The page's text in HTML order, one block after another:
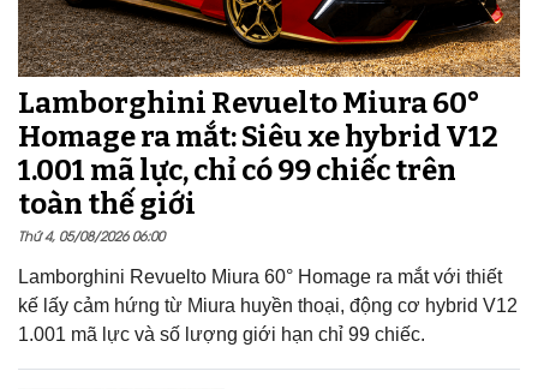
Lamborghini Revuelto Miura 60°
Homage ra mắt: Siêu xe hybrid V12
1.001 mã lực, chỉ có 99 chiếc trên
toàn thế giới
Thứ 4, 05/08/2026 06:00
Lamborghini Revuelto Miura 60° Homage ra mắt với thiết
kế lấy cảm hứng từ Miura huyền thoại, động cơ hybrid V12
1.001 mã lực và số lượng giới hạn chỉ 99 chiếc.